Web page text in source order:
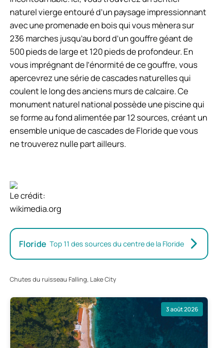
naturel vierge entouré d’un paysage impressionnant
avec une promenade en bois qui vous mènera sur
236 marches jusqu’au bord d’un gouffre géant de
500 pieds de large et 120 pieds de profondeur. En
vous imprégnant de l’énormité de ce gouffre, vous
apercevrez une série de cascades naturelles qui
coulent le long des anciens murs de calcaire. Ce
monument naturel national possède une piscine qui
se forme au fond alimentée par 12 sources, créant un
ensemble unique de cascades de Floride que vous
ne trouverez nulle part ailleurs.
Le crédit:
wikimedia.org
Floride Top 11 des sources du centre de la Floride
Chutes du ruisseau Falling, Lake City
3 août 2026